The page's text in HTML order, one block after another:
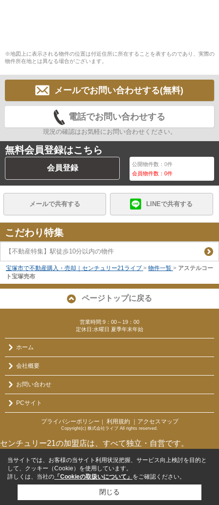
※地図上に表示される物件の位置は付近住所に所在することを表すものであり、実際の
物件所在地とは異なる場合がございます。
メールでお問い合わせする(無料)
電話でお問い合わせする
現況の確認はお気軽にお問い合わせください。
無料会員登録はこちら
会員登録 公開物件数：0件
会員物件数：0件
メールで共有する LINEで共有する
こだわり特集
【不動産特集】駅徒歩10分以内の物件
宝塚市で不動産購入・売却｜センチュリー21ライブ > 物件一覧 > アステルコー
ト宝塚売布
ページトップに戻る
営業時間:9：00～19：00
定休日:水曜日 夏季年末年始
ホーム
会社概要
お問い合わせ
PCサイト
プライバシーポリシー 利用規約 ｜アクセスマップ
Copyright(c) 株式会社ライブ All rights reserved.
センチュリー21の加盟店は、すべて独立・自営です。
当サイトでは、お客様の当サイト利用状況把握、サービス向上検討を目的と
して、クッキー（Cookie）を使用しています。
詳しくは、当社の 「Cookieの取扱いについて」 をご確認ください。
閉じる